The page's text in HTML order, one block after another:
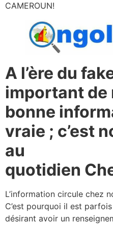
CAMEROUN!
A l’ère du
important de
bonne
vraie ; c’est
au
quotidien
L’information circule chez
C’est pourquoi il est
désirant avoir un